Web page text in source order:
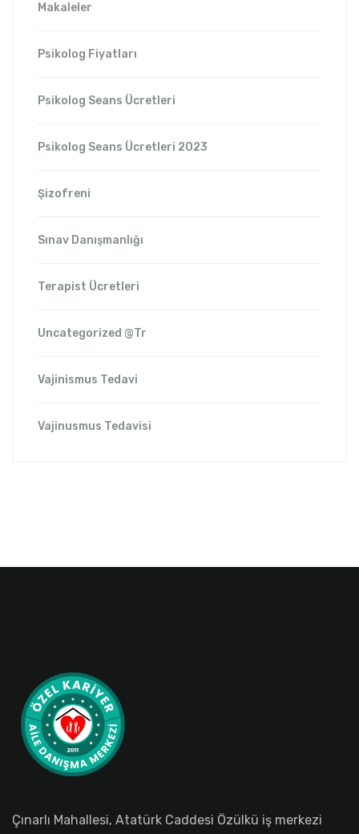
Makaleler
Psikolog Fiyatları
Psikolog Seans Ücretleri
Psikolog Seans Ücretleri 2023
Şizofreni
Sınav Danışmanlığı
Terapist Ücretleri
Uncategorized @tr
Vajinismus Tedavi
Vajinusmus Tedavisi
Çınarlı Mahallesi, Atatürk Caddesi Özülkü iş merkezi